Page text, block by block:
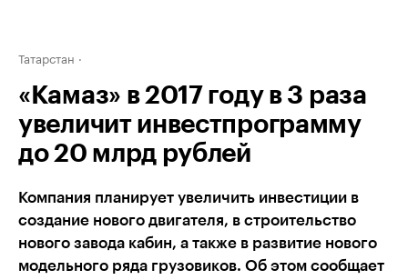
Татарстан
«Камаз» в 2017 году в 3 раза
увеличит инвестпрограмму
до 20 млрд рублей
Компания планирует увеличить инвестиции в
создание нового двигателя, в строительство
нового завода кабин, а также в развитие нового
модельного ряда грузовиков. Об этом сообщает